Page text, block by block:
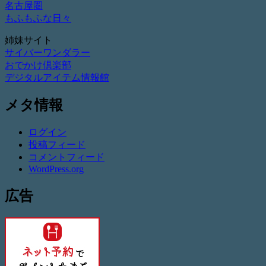
名古屋圏
もふもふな日々
姉妹サイト
サイバーワンダラー
おでかけ倶楽部
デジタルアイテム情報館
メタ情報
ログイン
投稿フィード
コメントフィード
WordPress.org
広告